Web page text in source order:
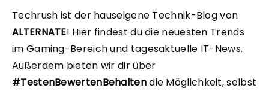
Techrush ist der hauseigene Technik-Blog von
ALTERNATE! Hier findest du die neuesten Trends
im Gaming-Bereich und tagesaktuelle IT-News.
Außerdem bieten wir dir über
#TestenBewertenBehaltendie Möglichkeit, selbst